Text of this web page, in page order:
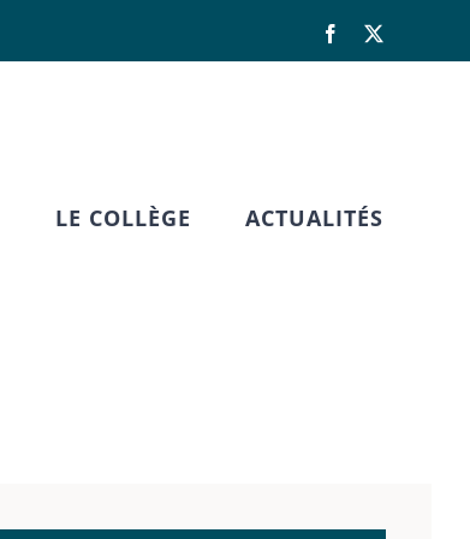
Facebook
LE COLLÈGE ACTUALITÉS